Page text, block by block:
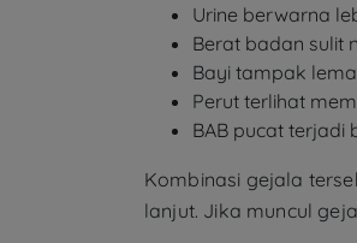
Urine berwarna
Berat badan sulit
Bayi tampak
Perut terlihat
BAB pucat terjadi
Kombinasi gejala
lanjut. Jika muncul